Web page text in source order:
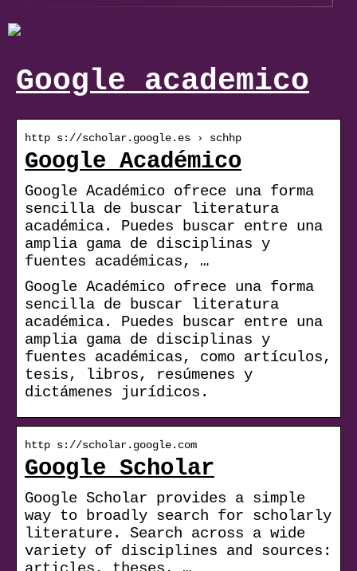
Google academico
http s://scholar.google.es › schhp
Google Académico
Google Académico ofrece una forma
sencilla de buscar literatura
académica. Puedes buscar entre una
amplia gama de disciplinas y
fuentes académicas, …
Google Académico ofrece una forma
sencilla de buscar literatura
académica. Puedes buscar entre una
amplia gama de disciplinas y
fuentes académicas, como artículos,
tesis, libros, resúmenes y
dictámenes jurídicos.
http s://scholar.google.com
Google Scholar
Google Scholar provides a simple
way to broadly search for scholarly
literature. Search across a wide
variety of disciplines and sources: